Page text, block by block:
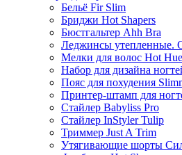
Бельё Fir Slim
Бриджи Hot Shapers
Бюстгальтер Ahh Bra
Леджинсы утепленные.
Мелки для волос Hot
Набор для дизайна
Пояс для похудения
Принтер-штамп для
Стайлер Babyliss Pro
Стайлер InStyler Tulip
Триммер Just A Trim
Утягивающие шорты